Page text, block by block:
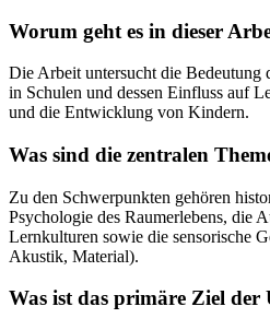
Worum geht es in dieser
Die Arbeit untersucht die Bedeutung
in Schulen und dessen Einfluss auf
und die Entwicklung von Kindern.
Was sind die zentralen
Zu den Schwerpunkten gehören
Psychologie des Raumerlebens, die
Lernkulturen sowie die sensorische
Akustik, Material).
Was ist das primäre Ziel der